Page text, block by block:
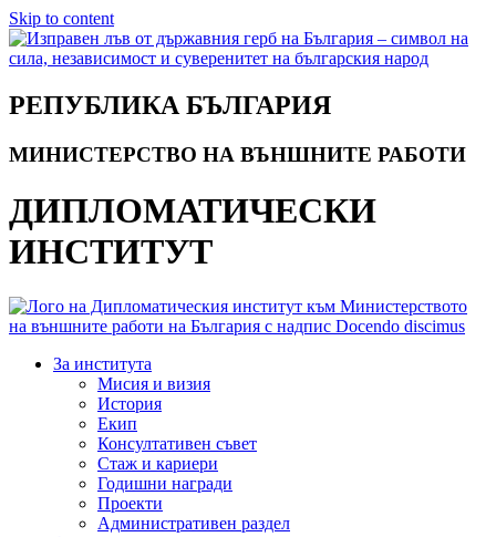
Skip to content
РЕПУБЛИКА БЪЛГАРИЯ
МИНИСТЕРСТВО НА ВЪНШНИТЕ РАБОТИ
ДИПЛОМАТИЧЕСКИ
ИНСТИТУТ
За института
Мисия и визия
История
Екип
Консултативен съвет
Стаж и кариери
Годишни награди
Проекти
Административен раздел